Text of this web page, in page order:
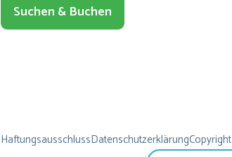
Suchen & Buchen
HaftungsausschlussDatenschutzerklärungCopyright